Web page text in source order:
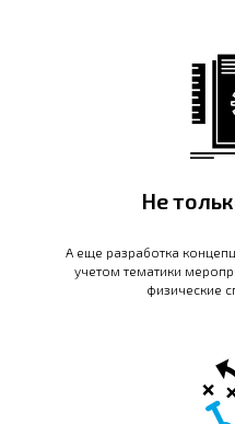
Не
А еще разработка
учетом тематики
физические